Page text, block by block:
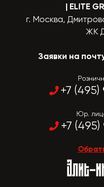
| ELITE
г. Москва,
ЖК
Заявки на
+7 (495)
Юр.
+7 (495)